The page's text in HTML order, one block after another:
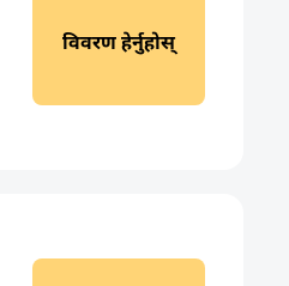
विवरण हेर्नुहोस्